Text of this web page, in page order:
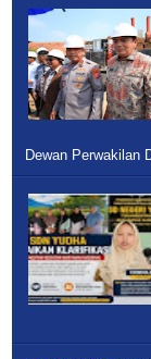
Dewan Perwakilan